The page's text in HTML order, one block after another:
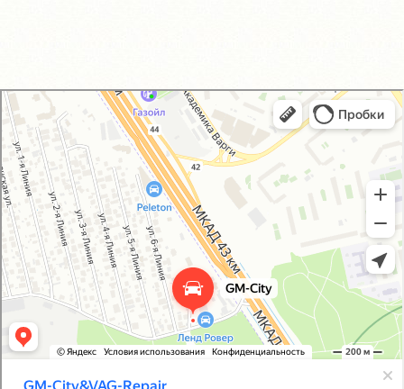
GM-City&VAG-Repair
Автосервис, автотехцентр в Москве
Магазин автозапчастей и автотоваров в Москве